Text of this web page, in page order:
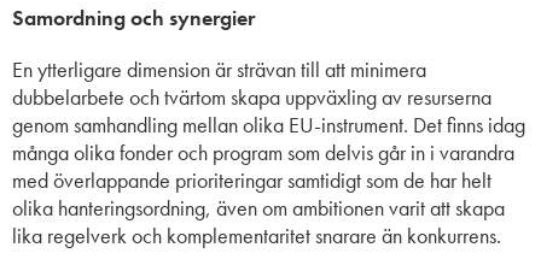
Samordning och synergier
En ytterligare dimension är strävan till att minimera
dubbelarbete och tvärtom skapa uppväxling av resurserna
genom samhandling mellan olika EU-instrument. Det finns idag
många olika fonder och program som delvis går in i varandra
med överlappande prioriteringar samtidigt som de har helt
olika hanteringsordning, även om ambitionen varit att skapa
lika regelverk och komplementaritet snarare än konkurrens.